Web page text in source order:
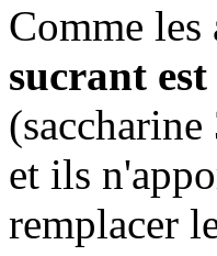
Comme
sucrant est
et ils
remplacer